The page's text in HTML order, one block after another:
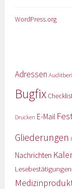
WordPress.org
Adressen
Bugfix
Drucken E-Mail
Gliederungen
Nachrichten
Lesebestätigungen